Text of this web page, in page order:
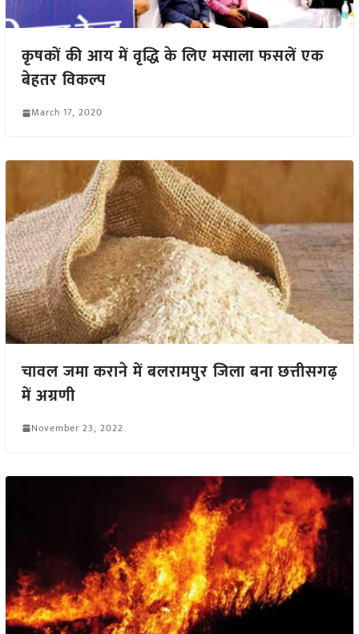
कृषकों की आय में वृद्धि के लिए मसाला फसलें एक
बेहतर विकल्प
March 17, 2020
चावल जमा कराने में बलरामपुर जिला बना छत्तीसगढ़
में अग्रणी
November 23, 2022